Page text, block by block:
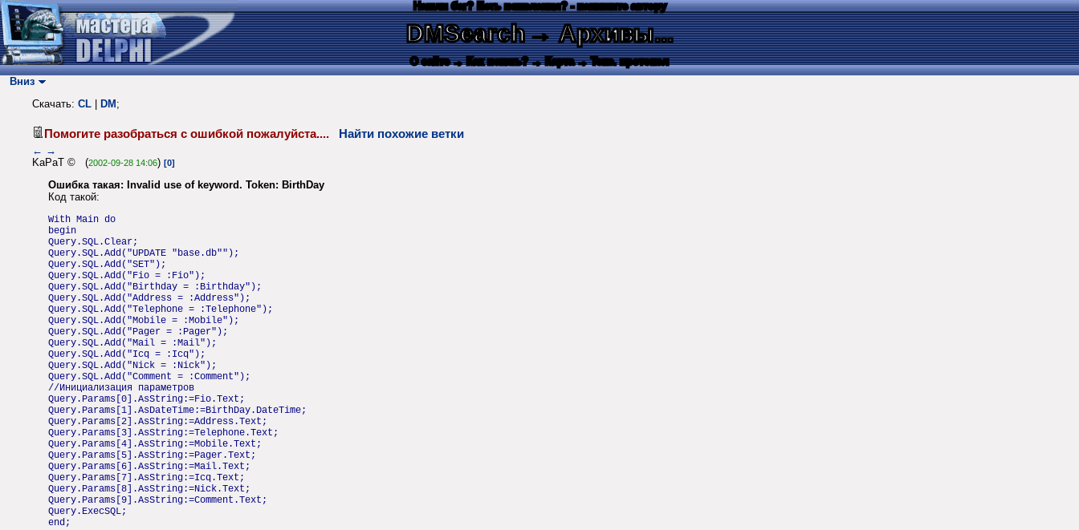
Нашли баг? Есть пожелания? - напишите автору
DMSearch→ Архивы...
О сайте → Как искать? → Карта → Текс. протокол
Вниз
Скачать: CL DM ;
Помогите разобраться с ошибкой пожалуйста.... Найти похожие ветки
← →
KaPaT © (2002-09-28 14:06) [0]
Ошибка такая: Invalid use of keyword. Token: BirthDay
Код такой:
With Main do
begin
Query.SQL.Clear;
Query.SQL.Add("UPDATE "base.db"");
Query.SQL.Add("SET");
Query.SQL.Add("Fio = :Fio");
Query.SQL.Add("Birthday = :Birthday");
Query.SQL.Add("Address = :Address");
Query.SQL.Add("Telephone = :Telephone");
Query.SQL.Add("Mobile = :Mobile");
Query.SQL.Add("Pager = :Pager");
Query.SQL.Add("Mail = :Mail");
Query.SQL.Add("Icq = :Icq");
Query.SQL.Add("Nick = :Nick");
Query.SQL.Add("Comment = :Comment");
//Инициализация параметров
Query.Params[0].AsString:=Fio.Text;
Query.Params[1].AsDateTime:=BirthDay.DateTime;
Query.Params[2].AsString:=Address.Text;
Query.Params[3].AsString:=Telephone.Text;
Query.Params[4].AsString:=Mobile.Text;
Query.Params[5].AsString:=Pager.Text;
Query.Params[6].AsString:=Mail.Text;
Query.Params[7].AsString:=Icq.Text;
Query.Params[8].AsString:=Nick.Text;
Query.Params[9].AsString:=Comment.Text;
Query.ExecSQL;
end;